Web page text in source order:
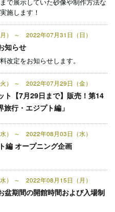
で展示していた砂像や制作方法な
施します！
） ～ 2022年07月31日（日）
知らせ
改定をお知らせします。
） ～ 2022年07月29日（金）
ト【7月29日まで】販売！第14
行・エジプト編」
） ～ 2022年08月03日（水）
編 オープニング企画
） ～ 2022年08月15日（月）
盆期間の開館時間および入場制